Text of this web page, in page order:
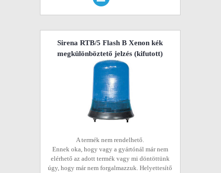
Sirena RTB/5 Flash B Xenon kék
megkülönböztető jelzés (kifutott)
A termék nem rendelhető.
Ennek oka, hogy vagy a gyártónál már nem
elérhető az adott termék vagy mi döntöttünk
úgy, hogy már nem forgalmazzuk. Helyettesítő